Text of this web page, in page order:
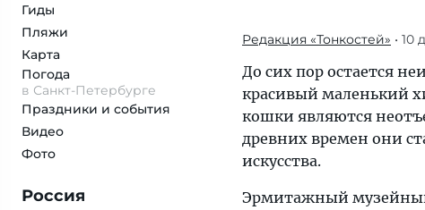
Гиды
Пляжи
Карта
Погода
в Санкт-Петербурге
Праздники и события
Видео
Фото
Россия
Редакция «Тонкостей» • 10
До сих пор остается
красивый маленький
кошки являются
древних времен они
искусства.
Эрмитажный